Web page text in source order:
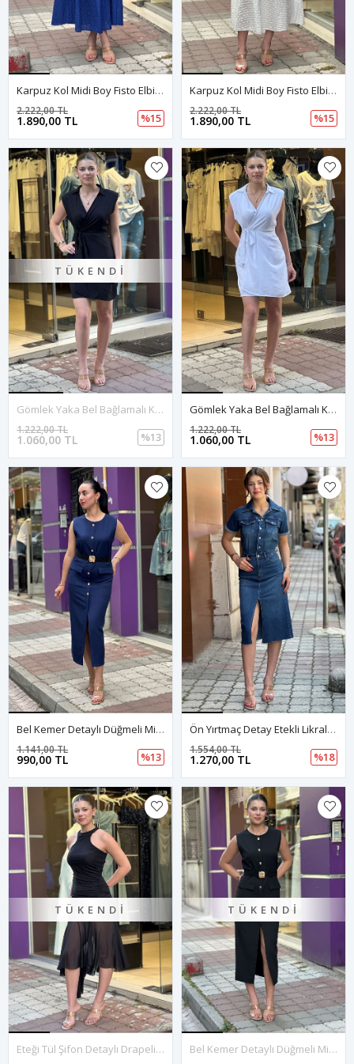
Karpuz Kol Midi Boy Fisto Elbise-Saksmavi
1.890,00 TL
2.222,00 TL
%15
Karpuz Kol Midi Boy Fisto Elbise-Beyaz
1.890,00 TL
2.222,00 TL
%15
TÜKENDI
Gömlek Yaka Bel Bağlamalı Keten Mini Elbise-Siyah
1.060,00 TL
1.222,00 TL
%13
Gömlek Yaka Bel Bağlamalı Keten Mini Elbise-Beyaz
1.060,00 TL
1.222,00 TL
%13
Bel Kemer Detaylı Düğmeli Midi Boy Elbise-Lacivert
990,00 TL
1.141,00 TL
%13
Ön Yırtmaç Detay Etekli Likralı Kot Elbise-Mavi
1.270,00 TL
1.554,00 TL
%18
TÜKENDI
Eteği Tül Şifon Detaylı Drapeli Elbise-Siyah
TÜKENDI
Bel Kemer Detaylı Düğmeli Midi Boy Elbise-Siyah